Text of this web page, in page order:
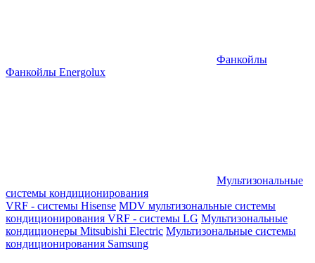
Фанкойлы
Фанкойлы Energolux
Мультизональные
системы кондиционирования
VRF - системы Hisense MDV мультизональные системы
кондиционирования VRF - системы LG Мультизональные
кондиционеры Mitsubishi Electric Мультизональные системы
кондиционирования Samsung